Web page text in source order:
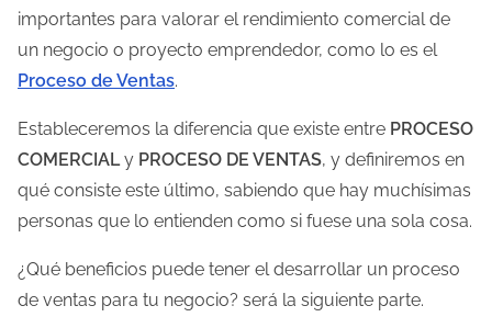
p
o
d
l
e
c
t
importantes para valorar el rendimiento comercial de
un negocio o proyecto emprendedor, como lo es el
Proceso de Ventas.
Estableceremos la diferencia que existe entre PROCESO
COMERCIAL y PROCESO DE VENTAS, y definiremos en
qué consiste este último, sabiendo que hay muchísimas
personas que lo entienden como si fuese una sola cosa.
¿Qué beneficios puede tener el desarrollar un proceso
de ventas para tu negocio? será la siguiente parte.